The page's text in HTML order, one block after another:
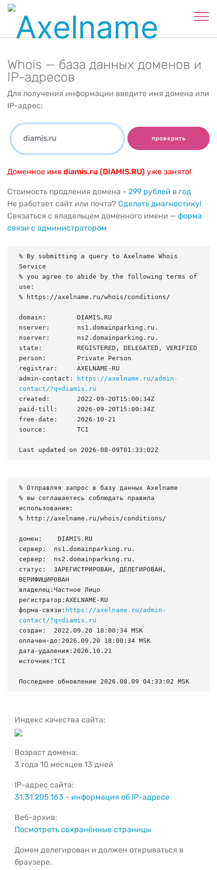
Whois — база данных доменов и
IP-адресов
Для получения информации введите имя домена или
IP-адрес:
проверить
Доменное имя diamis.ru (DIAMIS.RU) уже занято!
Стоимость продления домена - 299 рублей в год
Не работает сайт или почта? Сделать диагностику!
Связаться с владельцем доменного имени — форма
связи с администратором
% By submitting a query to Axelname Whois
Service
% you agree to abide by the following terms of
use:
% https://axelname.ru/whois/conditions/
domain:        DIAMIS.RU
nserver:       ns1.domainparking.ru.
nserver:       ns2.domainparking.ru.
state:         REGISTERED, DELEGATED, VERIFIED
person:        Private Person
registrar:     AXELNAME-RU
admin-contact:
https://axelname.ru/admin-
contact/?q=diamis.ru
created:       2022-09-20T15:00:34Z
paid-till:     2026-09-20T15:00:34Z
free-date:     2026-10-21
source:        TCI
Last updated on 2026-08-09T01:33:02Z
% Отправляя запрос в базу данных Axelname
% вы соглашаетесь соблюдать правила
использования:
% http://axelname.ru/whois/conditions/
домен:    DIAMIS.RU
сервер:  ns1.domainparking.ru.
сервер:  ns2.domainparking.ru.
статус:  ЗАРЕГИСТРИРОВАН, ДЕЛЕГИРОВАН,
ВЕРИФИЦИРОВАН
владелец:Частное Лицо
регистратор:AXELNAME-RU
форма-связи: https://axelname.ru/admin-
contact/?q=diamis.ru
создан:  2022.09.20 18:00:34 MSK
оплачен-до:2026.09.20 18:00:34 MSK
дата-удаления:2026.10.21
источник:TCI
Последнее обновление 2026.08.09 04:33:02 MSK
Индекс качества сайта:
Возраст домена:
3 года 10 месяцев 13 дней
IP-адрес сайта:
31.31.205.163 - информация об IP-адресе
Веб-архив:
Посмотреть сохранённые страницы
Домен делегирован и должен открываться в
браузере.